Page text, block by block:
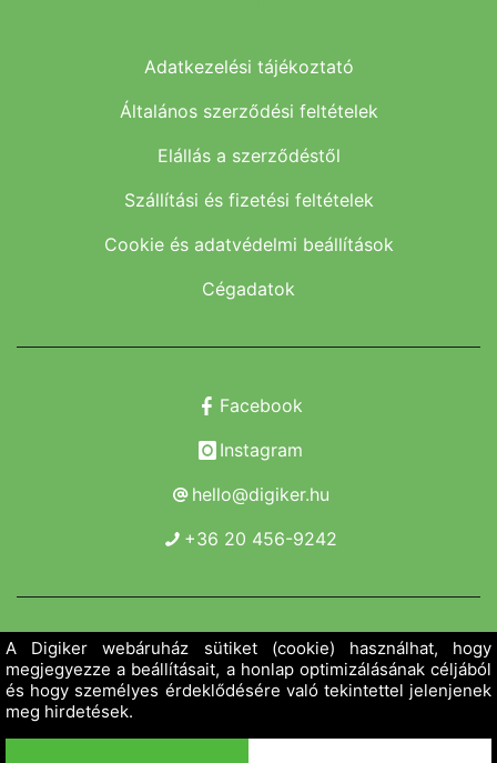
Adatkezelési tájékoztató
Általános szerződési feltételek
Elállás a szerződéstől
Szállítási és fizetési feltételek
Cookie és adatvédelmi beállítások
Cégadatok
Facebook
Instagram
hello@digiker.hu
+36 20 456-9242